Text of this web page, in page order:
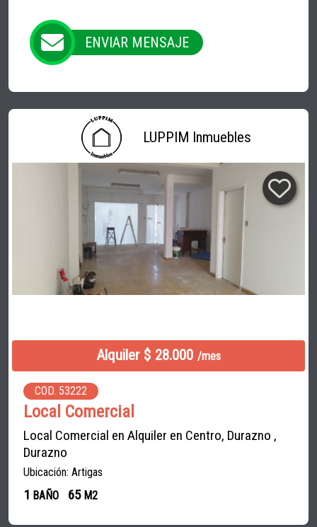
ENVIAR MENSAJE
LUPPIM Inmuebles
Alquiler $ 28.000 /mes
COD. 53222
Local Comercial
Local Comercial en Alquiler en Centro, Durazno ,
Durazno
Ubicación: Artigas
1 BAÑO 65 M2